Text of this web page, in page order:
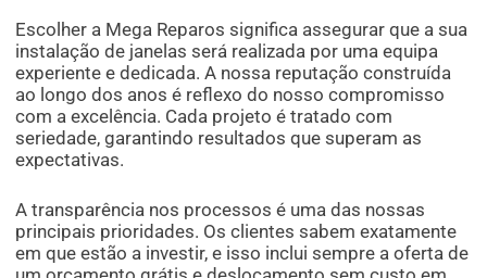
Escolher a Mega Reparos significa assegurar que a sua
instalação de janelas será realizada por uma equipa
experiente e dedicada. A nossa reputação construída
ao longo dos anos é reflexo do nosso compromisso
com a excelência. Cada projeto é tratado com
seriedade, garantindo resultados que superam as
expectativas.
A transparência nos processos é uma das nossas
principais prioridades. Os clientes sabem exatamente
em que estão a investir, e isso inclui sempre a oferta de